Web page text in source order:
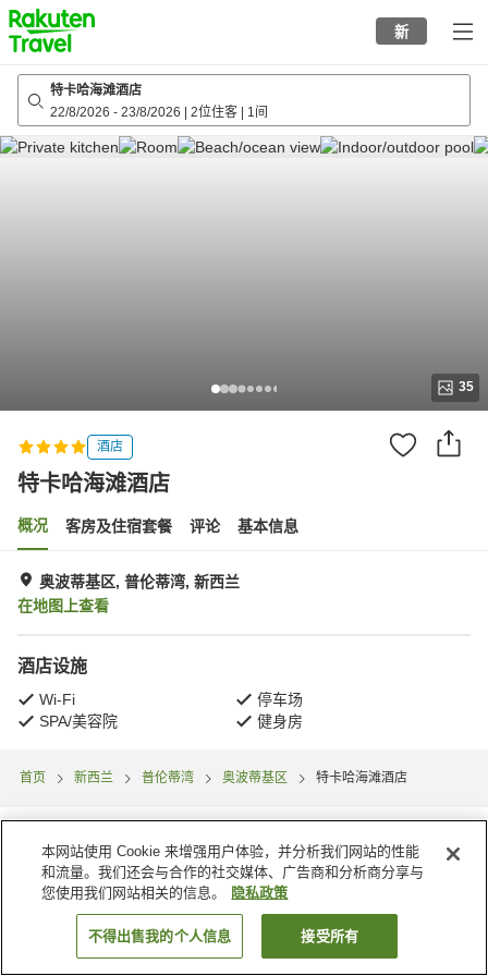
to
top
page
新
特卡哈海滩酒店
22/8/2026 - 23/8/2026 2位住客 1间
35
酒店
特卡哈海滩酒店
概况 客房及住宿套餐 评论 基本信息
奥波蒂基区, 普伦蒂湾, 新西兰
在地图上查看
酒店设施
Wi-Fi
停车场
SPA/美容院
健身房
首页 新西兰 普伦蒂湾 奥波蒂基区 特卡哈海滩酒店
搜索客房
本网站使用 Cookie 来增强用户体验，并分析我们网站的性能
和流量。我们还会与合作的社交媒体、广告商和分析商分享与
您使用我们网站相关的信息。
隐私政策
不得出售我的个人信息 接受所有